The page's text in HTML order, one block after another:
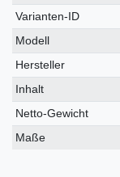
Merkmal
Varianten-ID
Modell
Hersteller
Inhalt
Netto-Gewicht
Maße